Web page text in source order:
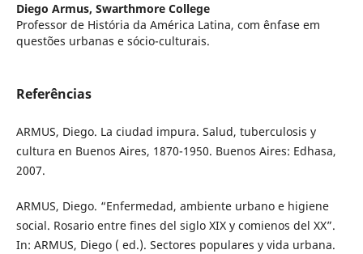
Diego Armus, Swarthmore College
Professor de História da América Latina, com ênfase em
questões urbanas e sócio-culturais.
Referências
ARMUS, Diego. La ciudad impura. Salud, tuberculosis y
cultura en Buenos Aires, 1870-1950. Buenos Aires: Edhasa,
2007.
ARMUS, Diego. “Enfermedad, ambiente urbano e higiene
social. Rosario entre fines del siglo XIX y comienos del XX”.
In: ARMUS, Diego ( ed.). Sectores populares y vida urbana.